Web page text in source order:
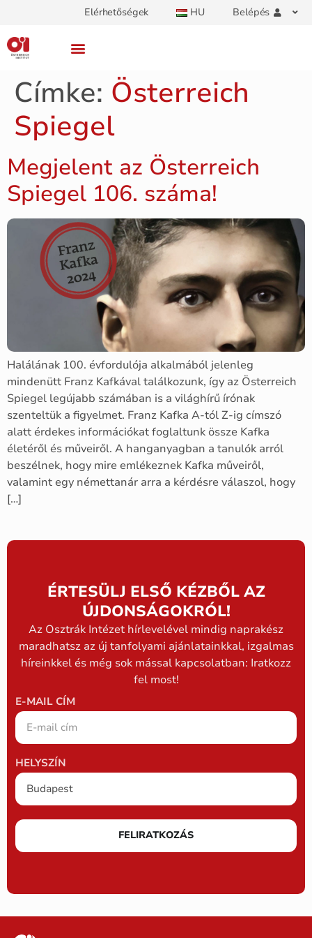
Elérhetőségek HU Belépés
Címke: Österreich
Spiegel
Megjelent az Österreich
Spiegel 106. száma!
Halálának 100. évfordulója alkalmából jelenleg
mindenütt Franz Kafkával találkozunk, így az Österreich
Spiegel legújabb számában is a világhírű írónak
szenteltük a figyelmet. Franz Kafka A-tól Z-ig címszó
alatt érdekes információkat foglaltunk össze Kafka
életéről és műveiről. A hanganyagban a tanulók arról
beszélnek, hogy mire emlékeznek Kafka műveiről,
valamint egy némettanár arra a kérdésre válaszol, hogy
[…]
ÉRTESÜLJ ELSŐ KÉZBŐL AZ
ÚJDONSÁGOKRÓL!
Az Osztrák Intézet hírlevelével mindig naprakész
maradhatsz az új tanfolyami ajánlatainkkal, izgalmas
híreinkkel és még sok mással kapcsolatban: Iratkozz
fel most!
E-MAIL CÍM
HELYSZÍN
FELIRATKOZÁS